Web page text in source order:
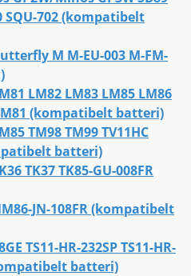
SQU-702 (kompatibelt
M M-EU-003 M-FM-
LM82 LM83 LM85 LM86
(kompatibelt batteri)
TM98 TM99 TV11HC
batteri)
TK37 TK85-GU-008FR
JN-108FR (kompatibelt
TS11-HR-232SP TS11-HR-
batteri)